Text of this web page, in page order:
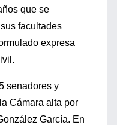
que se
facultades
expresa
senadores y
Cámara alta por
García. En